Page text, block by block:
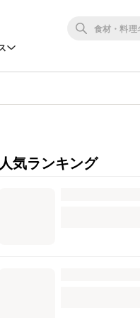
人気ランキング